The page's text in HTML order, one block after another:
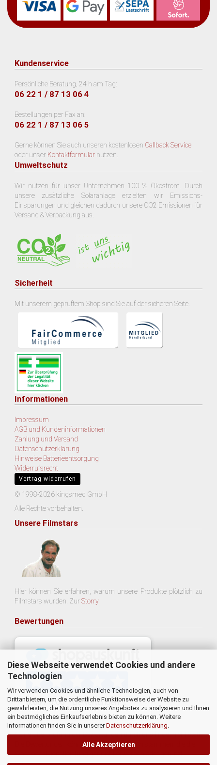
Diese Webseite verwendet Cookies und andere
Technologien
Wir verwenden Cookies und ähnliche Technologien, auch von
Drittanbietern, um die ordentliche Funktionsweise der Website zu
gewährleisten, die Nutzung unseres Angebotes zu analysieren und Ihnen
ein bestmögliches Einkaufserlebnis bieten zu können. Weitere
Informationen finden Sie in unsererDatenschutzerklärung
Alle Akzeptieren
Kundenservice
Persönliche Beratung, 24 h am Tag:
06 22 1 / 87 13 06 4
Bestellungen per Fax an:
06 22 1 / 87 13 06 5
Gerne können Sie auch unseren kostenlosen Callback Service
oder unser Kontaktformular nutzen.
Umweltschutz
Wir nutzen für unser Unternehmen 100 % Ökostrom. Durch
unsere zusätzliche Solaranlage erzielten wir Emissions-
Einsparungen und gleichen dadurch unsere CO2 Emissionen für
Versand & Verpackung aus.
Sicherheit
Mit unserem geprüftem Shop sind Sie auf der sicheren Seite.
Informationen
Impressum
AGB und Kundeninformationen
Zahlung und Versand
Datenschutzerklärung
Hinweise Batterieentsorgung
Widerrufsrecht
Vertrag widerrufen
© 1998-2026 kingsmed GmbH
Alle Rechte vorbehalten.
Unsere Filmstars
Hier können Sie erfahren, warum unsere Produkte plötzlich zu
Filmstars wurden. ZurStorry
Bewertungen
* Eine Überprüfung der Bewertungen durch uns findet nicht statt.
Die Bewertungen könnten von Verbrauchern stammen, die die
Ware oder Dienstleistung gar nicht erworben oder genutzt